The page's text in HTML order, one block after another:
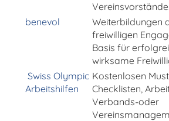
Vereinsvorstände.
benevol
Weiterbildungen
freiwilligen
Basis für
wirksame
Swiss Olympic
Arbeitshilfen
Kostenlosen
Checklisten,
Verbands-oder